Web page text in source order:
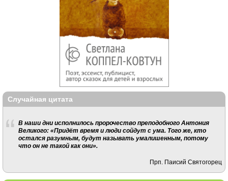
Случайная цитата
В наши дни исполнилось пророчество преподобного Антония
Великого: «Придёт время и люди сойдут с ума. Того же, кто
остался разумным, будут называть умалишенным, потому
что он не такой как они».
Прп. Паисий Святогорец